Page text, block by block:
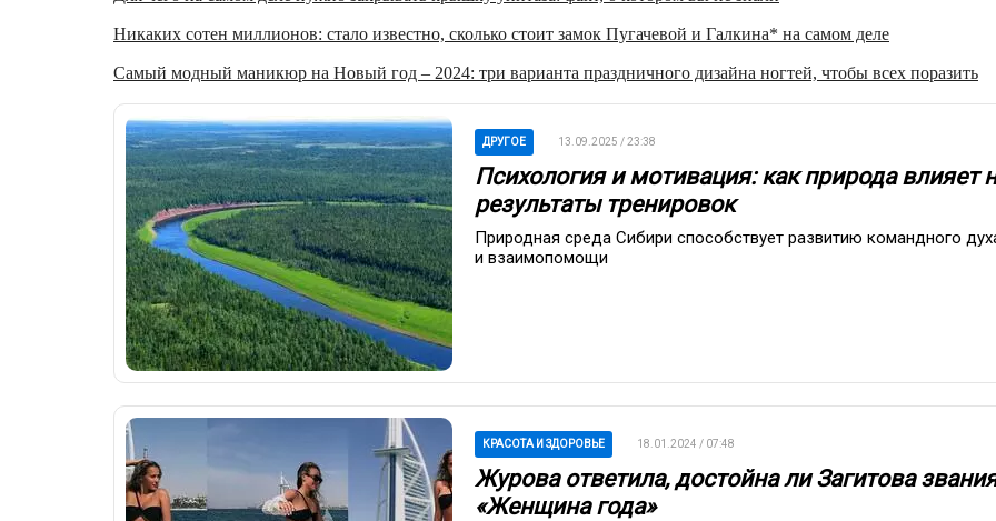
Никаких сотен миллионов: стало известно, сколько стоит замок Пугачевой и Галкина* на самом деле
Самый модный маникюр на Новый год – 2024: три варианта праздничного дизайна ногтей, чтобы всех поразить
ДРУГОЕ 13.09.2025 / 23:38
Психология и мотивация: как природа влияет
результаты тренировок
Природная среда Сибири способствует развитию командного
и взаимопомощи
КРАСОТА И ЗДОРОВЬЕ 18.01.2024 / 07:48
Журова ответила, достойна ли Загитова
«Женщина года»